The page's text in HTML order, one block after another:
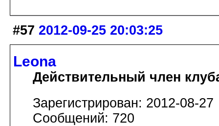
#57 2012-09-25 20:03:25
Leona
Действительный член
Зарегистрирован: 2012-08-27
Сообщений: 720